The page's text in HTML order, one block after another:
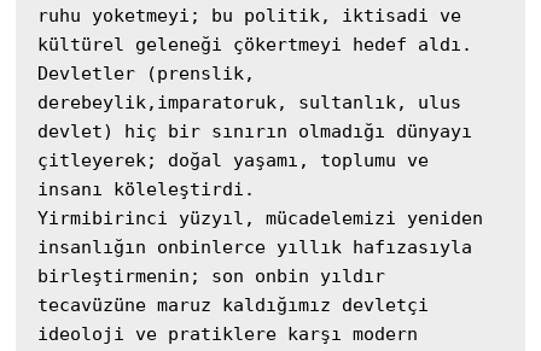
ruhu yoketmeyi; bu politik, iktisadi ve
kültürel geleneği çökertmeyi hedef aldı.
Devletler (prenslik,
derebeylik,imparatoruk, sultanlık, ulus
devlet) hiç bir sınırın olmadığı dünyayı
çitleyerek; doğal yaşamı, toplumu ve
insanı köleleştirdi.
Yirmibirinci yüzyıl, mücadelemizi yeniden
insanlığın onbinlerce yıllık hafızasıyla
birleştirmenin; son onbin yıldır
tecavüzüne maruz kaldığımız devletçi
ideoloji ve pratiklere karşı modern